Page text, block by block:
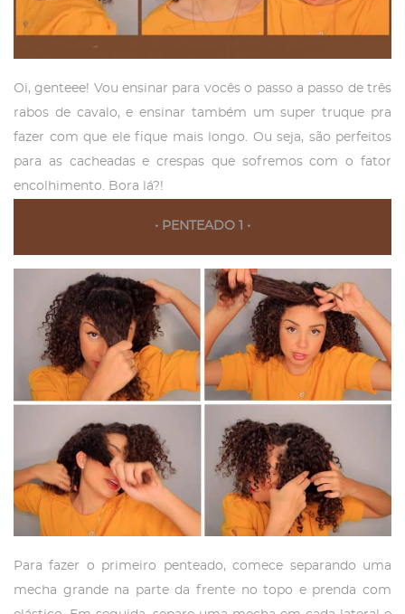
Oi, genteee! Vou ensinar para vocês o passo a passo de três
rabos de cavalo, e ensinar também um super truque pra
fazer com que ele fique mais longo. Ou seja, são perfeitos
para as cacheadas e crespas que sofremos com o fator
encolhimento. Bora lá?!
• PENTEADO 1 •
Para fazer o primeiro penteado, comece separando uma
mecha grande na parte da frente no topo e prenda com